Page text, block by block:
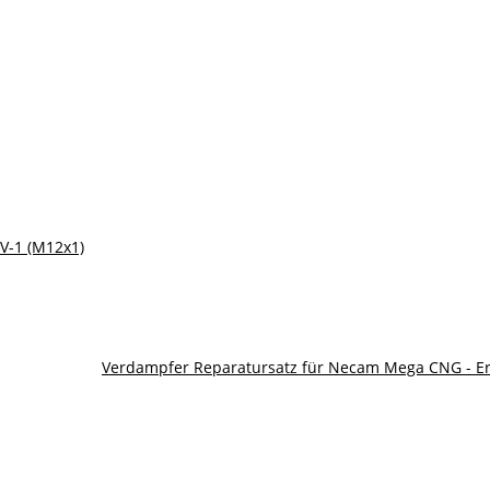
1 (M12x1)
Verdampfer Reparatursatz für Necam Mega CNG -